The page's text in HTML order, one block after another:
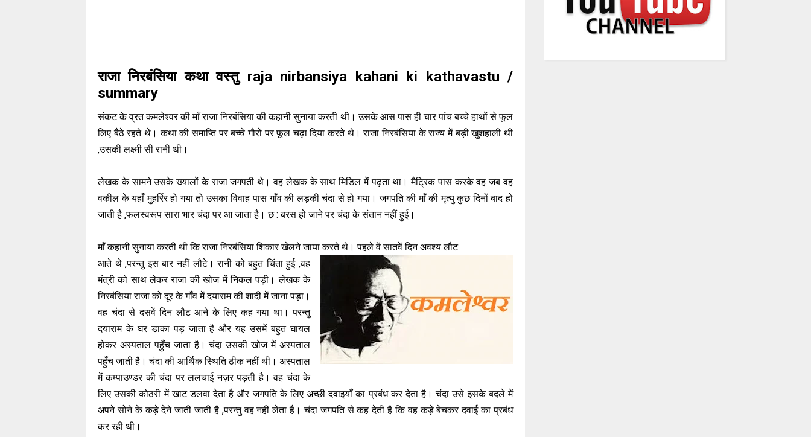
राजा निरबंसिया कथा वस्तु raja nirbansiya kahani ki kathavastu /
summary
संकट के व्रत कमलेश्वर की माँ राजा निरबंसिया की कहानी सुनाया करती थी। उसके आस पास ही चार पांच बच्चे हाथों से फूल
लिए बैठे रहते थे। कथा की समाप्ति पर बच्चे गौरों पर फूल चढ़ा दिया करते थे। राजा निरबंसिया के राज्य में बड़ी खुशहाली थी
,उसकी लक्ष्मी सी रानी थी।
लेखक के सामने उसके ख्यालों के राजा जगपती थे। वह लेखक के साथ मिडिल में पढ़ता था। मैट्रिक पास करके वह जब वह
वकील के यहाँ मुहर्रिर हो गया तो उसका विवाह पास गाँव की लड़की चंदा से हो गया। जगपति की माँ की मृत्यु कुछ दिनों बाद हो
जाती है ,फलस्वरूप सारा भार चंदा पर आ जाता है। छ : बरस हो जाने पर चंदा के संतान नहीं हुई।
माँ कहानी सुनाया करती थी कि राजा निरबंसिया शिकार खेलने जाया करते थे। पहले वें सातवें दिन अवश्य लौट
आते थे ,परन्तु इस बार नहीं लौटे। रानी को बहुत चिंता हुई ,वह
मंत्री को साथ लेकर राजा की खोज में निकल पड़ी। लेखक के
निरबंसिया राजा को दूर के गाँव में दयाराम की शादी में जाना पड़ा।
वह चंदा से दसवें दिन लौट आने के लिए कह गया था। परन्तु
दयाराम के घर डाका पड़ जाता है और यह उसमें बहुत घायल
होकर अस्पताल पहुँच जाता है। चंदा उसकी खोज में अस्पताल
पहुँच जाती है। चंदा की आर्थिक स्थिति ठीक नहीं थी। अस्पताल
में कम्पाउण्डर की चंदा पर ललचाई नज़र पड़ती है। वह चंदा के
लिए उसकी कोठरी में खाट डलवा देता है और जगपति के लिए अच्छी दवाइयाँ का प्रबंध कर देता है। चंदा उसे इसके बदले में
अपने सोने के कड़े देने जाती जाती है ,परन्तु वह नहीं लेता है। चंदा जगपति से कह देती है कि वह कड़े बेचकर दवाई का प्रबंध
कर रही थी।